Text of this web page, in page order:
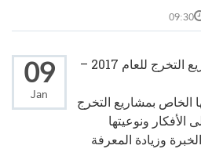
09:30
09
Jan
كلية الهندسة - معرض مشاريع التخرج للعام 2017 –
الخاص بمشاريع التخرج
ونوعيتها
وزيادة المعرفة